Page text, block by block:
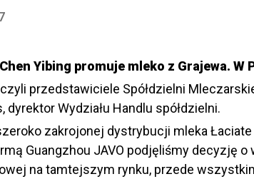
Yibing promuje mleko z Grajewa.
przedstawiciele Spółdzielni
dyrektor Wydziału Handlu spółdzielni.
zakrojonej dystrybucji mleka
Guangzhou JAVO podjęliśmy decyzję
na tamtejszym rynku, przede